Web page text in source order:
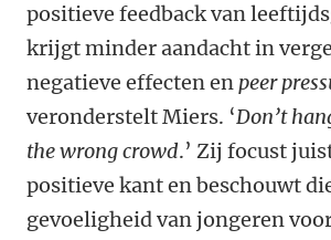
positieve feedback van
krijgt minder aandacht in
negatieve effecten en peer
veronderstelt Miers. ‘Don’t
the wrong crowd.’ Zij focust
positieve kant en beschouwt
gevoeligheid van jongeren